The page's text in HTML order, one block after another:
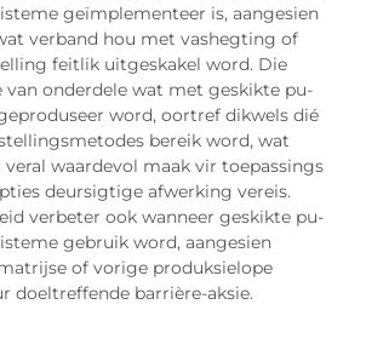
geïmplementeer is, aangesien
verband hou met vashegting of
feitlik uitgeskakel word. Die
van onderdele wat met geskikte pu-
word, oortref dikwels dié
bereik word, wat
waardevol maak vir toepassings
deursigtige afwerking vereis.
verbeter ook wanneer geskikte pu-
gebruik word, aangesien
of vorige produksielope
doeltreffende barrière-aksie.